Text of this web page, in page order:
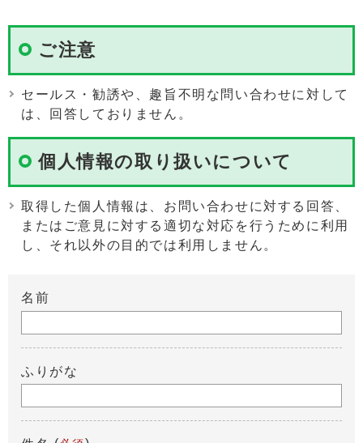
ご注意
セールス・勧誘や、趣旨不明な問い合わせに対して
は、回答しておりません。
個人情報の取り扱いについて
取得した個人情報は、お問い合わせに対する回答、
またはご意見に対する適切な対応を行うために利用
し、それ以外の目的では利用しません。
名前
ふりがな